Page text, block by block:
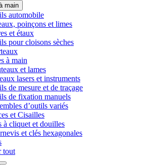
main
automobile
poinçons et limes
et étaux
pour cloisons sèches
à main
et lames
lasers et instruments
de mesure et de traçage
de fixation manuels
d’outils variés
et Cisailles
à cliquet et douilles
et clés hexagonales
tout